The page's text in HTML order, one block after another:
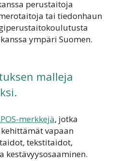
perustaitoja
tai tiedonhaun
ympäri Suomen.
malleja
merkkejä, jotka
vapaan
tekstitaidot,
kestävyysosaaminen.